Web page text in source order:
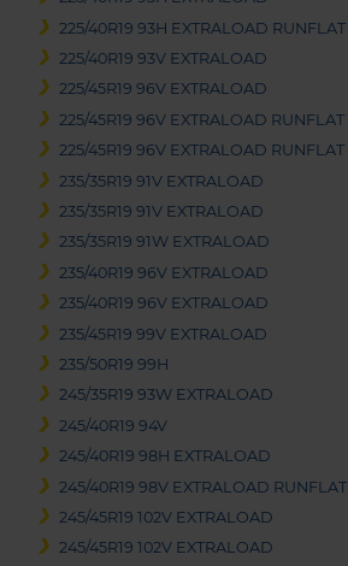
225/40R19 93H EXTRALOAD RUNFLAT
225/40R19 93V EXTRALOAD
225/45R19 96V EXTRALOAD
225/45R19 96V EXTRALOAD RUNFLAT
225/45R19 96V EXTRALOAD RUNFLAT
235/35R19 91V EXTRALOAD
235/35R19 91V EXTRALOAD
235/35R19 91W EXTRALOAD
235/40R19 96V EXTRALOAD
235/40R19 96V EXTRALOAD
235/45R19 99V EXTRALOAD
235/50R19 99H
245/35R19 93W EXTRALOAD
245/40R19 94V
245/40R19 98H EXTRALOAD
245/40R19 98V EXTRALOAD RUNFLAT
245/45R19 102V EXTRALOAD
245/45R19 102V EXTRALOAD